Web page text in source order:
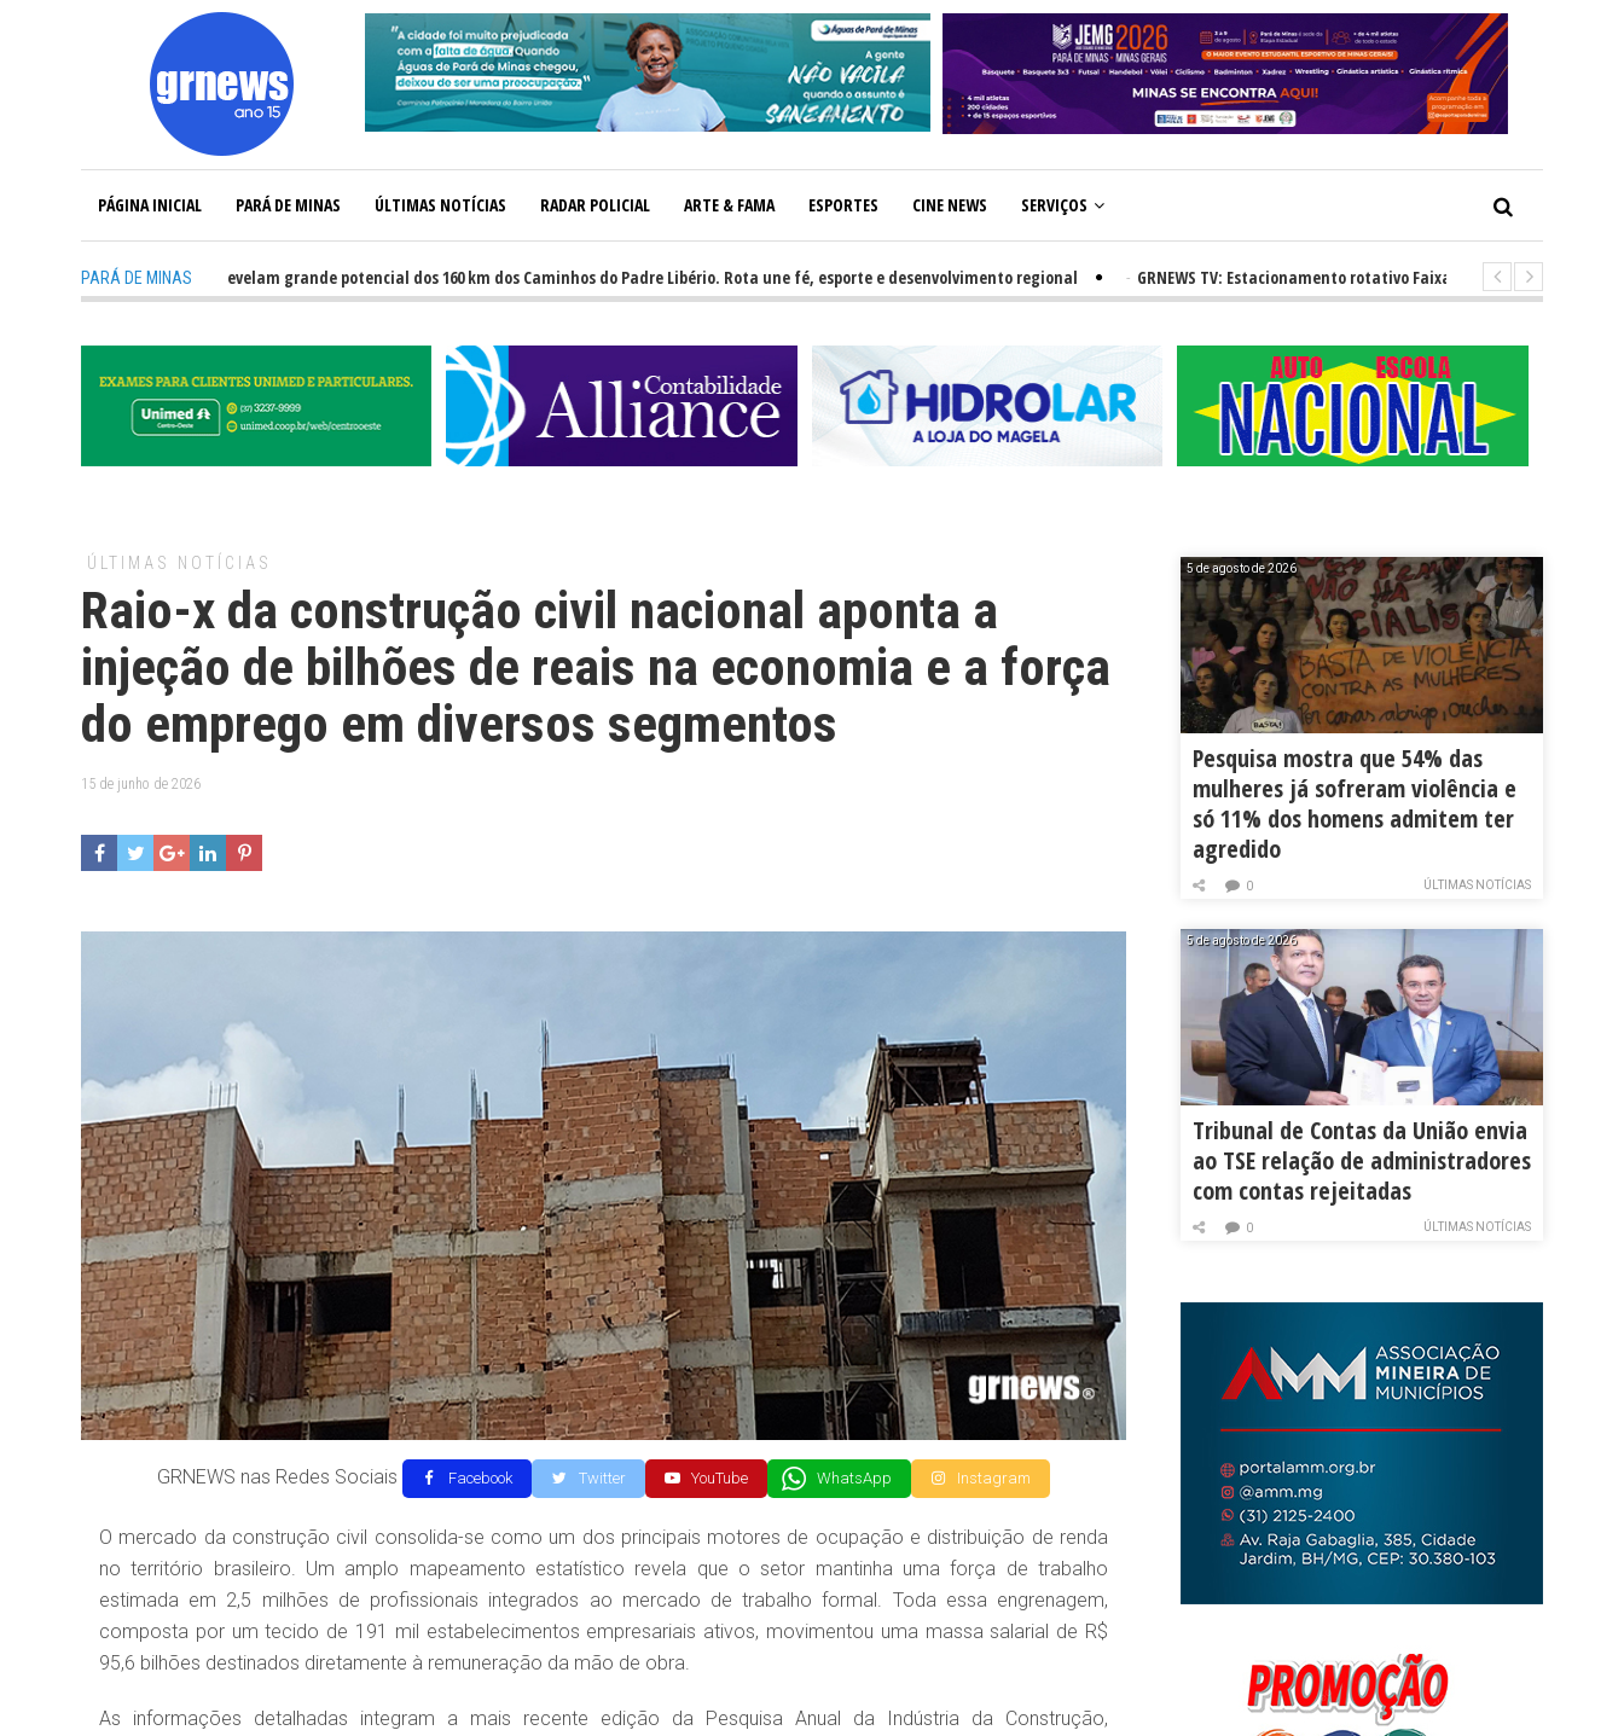
PÁGINA INICIAL PARÁ DE MINAS ÚLTIMAS NOTÍCIAS RADAR POLICIAL ARTE & FAMA ESPORTES CINE NEWS SERVIÇOS
PARÁ DE MINAS
GRNEWS TV: Atletas revelam grande potencial dos 160 km dos Caminhos do Padre Libério. Rota une fé, esporte e desenvolvimento regional GRNEWS TV: Estacionamento rotativo Faixa Azul e novos radares
ÚLTIMAS NOTÍCIAS
Raio-x da construção civil nacional aponta a
injeção de bilhões de reais na economia e a força
do emprego em diversos segmentos
15 de junho de 2026
GRNEWS nas Redes Sociais Facebook Twitter YouTube WhatsApp Instagram
O mercado da construção civil consolida-se como um dos principais motores de ocupação e distribuição de renda
no território brasileiro. Um amplo mapeamento estatístico revela que o setor mantinha uma força de trabalho
estimada em 2,5 milhões de profissionais integrados ao mercado de trabalho formal. Toda essa engrenagem,
composta por um tecido de 191 mil estabelecimentos empresariais ativos, movimentou uma massa salarial de R$
95,6 bilhões destinados diretamente à remuneração da mão de obra.
As informações detalhadas integram a mais recente edição da Pesquisa Anual da Indústria da Construção,
5 de agosto de 2026
Pesquisa mostra que 54% das
mulheres já sofreram violência e
só 11% dos homens admitem ter
agredido
ÚLTIMAS NOTÍCIAS
0
5 de agosto de 2026
Tribunal de Contas da União envia
ao TSE relação de administradores
com contas rejeitadas
ÚLTIMAS NOTÍCIAS
0